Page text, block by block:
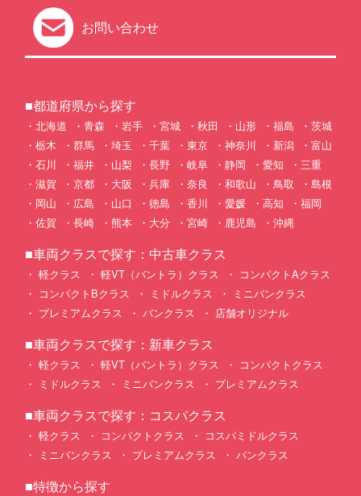
お問い合わせ
■都道府県から探す
北海道 青森 岩手 宮城 秋田 山形 福島
茨城
栃木
群馬 埼玉 千葉 東京 神奈川 新潟
富山
石川
福井 山梨 長野 岐阜 静岡 愛知
三重
滋賀
京都 大阪 兵庫 奈良 和歌山 鳥取
島根
岡山
広島 山口 徳島 香川 愛媛 高知
福岡
佐賀
長崎 熊本 大分 宮崎 鹿児島 沖縄
■車両クラスで探す：中古車クラス
軽クラス 軽VT（バントラ）クラス
コンパクトAクラス
コンパクトBクラス
ミドルクラス
ミニバンクラス
プレミアムクラス
バンクラス 店舗オリジナル
■車両クラスで探す：新車クラス
軽クラス 軽VT（バントラ）クラス
コンパクトクラス
ミドルクラス
ミニバンクラス プレミアムクラス
■車両クラスで探す：コスパクラス
軽クラス コンパクトクラス
コスパミドルクラス
ミニバンクラス
プレミアムクラス バンクラス
■特徴から探す